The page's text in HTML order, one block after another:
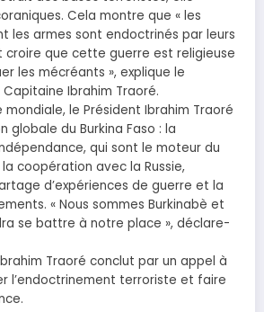
Cela montre que « les
les armes sont endoctrinés par leurs
croire que cette guerre est religieuse
les mécréants », explique le
Ibrahim Traoré.
le Président Ibrahim Traoré
globale du Burkina Faso : la
qui sont le moteur du
coopération avec la Russie,
d’expériences de guerre et la
« Nous sommes Burkinabè et
se battre à notre place », déclare-
Traoré conclut par un appel à
l’endoctrinement terroriste et faire